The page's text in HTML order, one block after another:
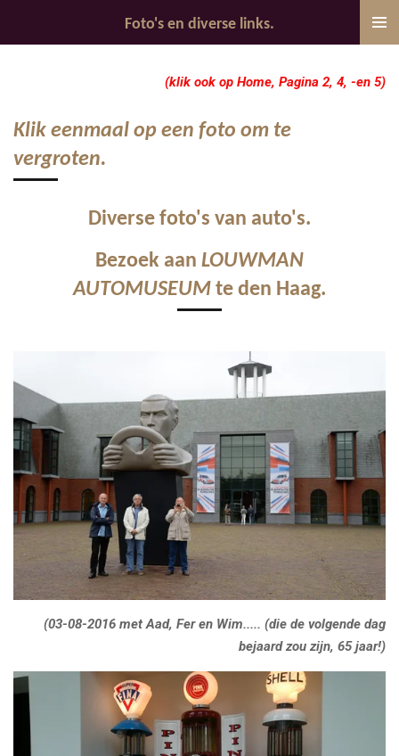
direct
Foto's en diverse links.
(klik ook op Home, Pagina 2, 4, -en 5)
Klik eenmaal op een foto om te
vergroten.
Diverse foto's van auto's.
Bezoek aan LOUWMAN
AUTOMUSEUM te den Haag.
(03-08-2016 met Aad, Fer en Wim..... (die de volgende dag
bejaard zou zijn, 65 jaar!)